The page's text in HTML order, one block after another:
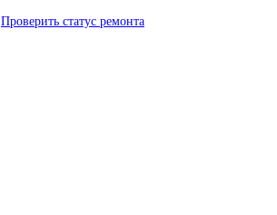
Проверить статус ремонта